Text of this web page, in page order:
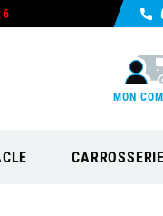
MON
CARROSSERIE